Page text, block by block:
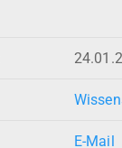
E-Mail